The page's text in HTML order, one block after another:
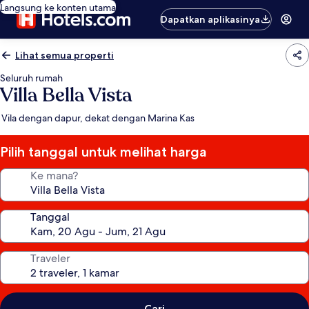
Langsung ke konten utama
Dapatkan aplikasinya
Lihat semua properti
Seluruh rumah
Villa Bella Vista
Vila dengan dapur, dekat dengan Marina Kas
Pilih tanggal untuk melihat harga
Ke mana?
Tanggal
Traveler